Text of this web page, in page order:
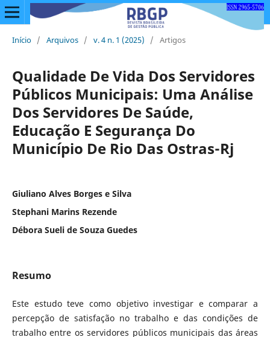
Início / Arquivos / v. 4 n. 1 (2025) / Artigos
Qualidade De Vida Dos Servidores
Públicos Municipais: Uma Análise
Dos Servidores De Saúde,
Educação E Segurança Do
Município De Rio Das Ostras-Rj
Giuliano Alves Borges e Silva
Stephani Marins Rezende
Débora Sueli de Souza Guedes
Resumo
Este estudo teve como objetivo investigar e comparar a
percepção de satisfação no trabalho e das condições de
trabalho entre os servidores públicos municipais das áreas